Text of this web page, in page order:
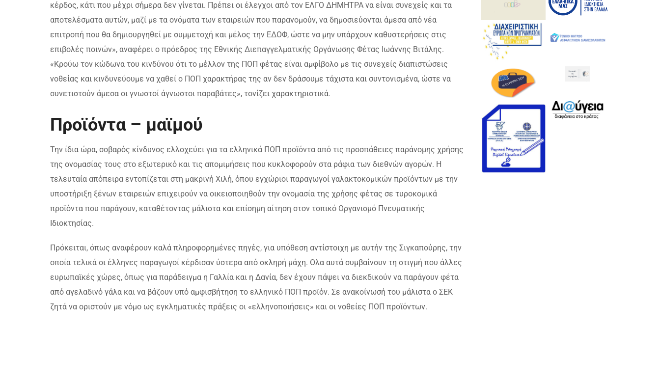
κέρδος, κάτι που μέχρι σήμερα δεν γίνεται. Πρέπει οι έλεγχοι από τον ΕΛΓΟ ΔΗΜΗΤΡΑ να είναι συνεχείς και τα
αποτελέσματα αυτών, μαζί με τα ονόματα των εταιρειών που παρανομούν, να δημοσιεύονται άμεσα από νέα
επιτροπή που θα δημιουργηθεί με συμμετοχή και μέλος την ΕΔΟΦ, ώστε να μην υπάρχουν καθυστερήσεις στις
επιβολές ποινών», αναφέρει ο πρόεδρος της Εθνικής Διεπαγγελματικής Οργάνωσης Φέτας Ιωάννης Βιτάλης.
«Κρούω τον κώδωνα του κινδύνου ότι το μέλλον της ΠΟΠ φέτας είναι αμφίβολο με τις συνεχείς διαπιστώσεις
νοθείας και κινδυνεύουμε να χαθεί ο ΠΟΠ χαρακτήρας της αν δεν δράσουμε τάχιστα και συντονισμένα, ώστε να
συνετιστούν άμεσα οι γνωστοί άγνωστοι παραβάτες», τονίζει χαρακτηριστικά.
Προϊόντα – μαϊμού
Την ίδια ώρα, σοβαρός κίνδυνος ελλοχεύει για τα ελληνικά ΠΟΠ προϊόντα από τις προσπάθειες παράνομης χρήσης
της ονομασίας τους στο εξωτερικό και τις απομιμήσεις που κυκλοφορούν στα ράφια των διεθνών αγορών. Η
τελευταία απόπειρα εντοπίζεται στη μακρινή Χιλή, όπου εγχώριοι παραγωγοί γαλακτοκομικών προϊόντων με την
υποστήριξη ξένων εταιρειών επιχειρούν να οικειοποιηθούν την ονομασία της χρήσης φέτας σε τυροκομικά
προϊόντα που παράγουν, καταθέτοντας μάλιστα και επίσημη αίτηση στον τοπικό Οργανισμό Πνευματικής
Ιδιοκτησίας.
Πρόκειται, όπως αναφέρουν καλά πληροφορημένες πηγές, για υπόθεση αντίστοιχη με αυτήν της Σιγκαπούρης, την
οποία τελικά οι έλληνες παραγωγοί κέρδισαν ύστερα από σκληρή μάχη. Ολα αυτά συμβαίνουν τη στιγμή που άλλες
ευρωπαϊκές χώρες, όπως για παράδειγμα η Γαλλία και η Δανία, δεν έχουν πάψει να διεκδικούν να παράγουν φέτα
από αγελαδινό γάλα και να βάζουν υπό αμφισβήτηση το ελληνικό ΠΟΠ προϊόν. Σε ανακοίνωσή του μάλιστα ο ΣΕΚ
ζητά να οριστούν με νόμο ως εγκληματικές πράξεις οι «ελληνοποιήσεις» και οι νοθείες ΠΟΠ προϊόντων.